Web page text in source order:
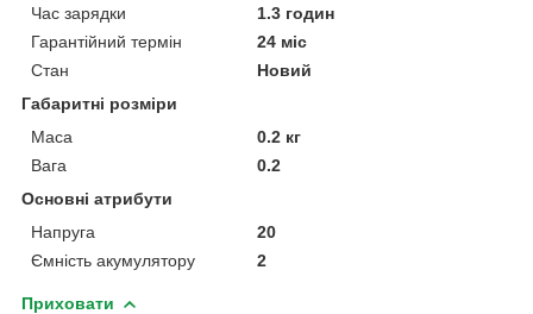
Час зарядки
1.3 годин
Гарантійний термін
24 міс
Стан
Новий
Габаритні розміри
Маса
0.2 кг
Вага
0.2
Основні атрибути
Напруга
20
Ємність акумулятору
2
Приховати